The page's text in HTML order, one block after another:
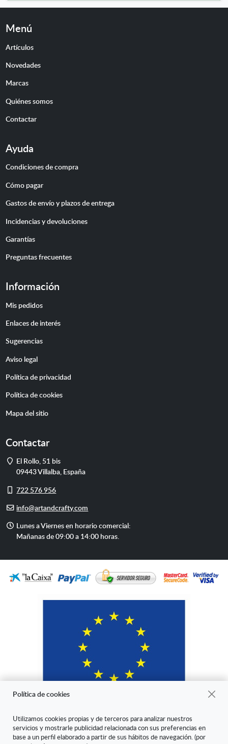
Menú
Artículos
Novedades
Marcas
Quiénes somos
Contactar
Ayuda
Condiciones de compra
Cómo pagar
Gastos de envío y plazos de entrega
Incidencias y devoluciones
Garantías
Preguntas frecuentes
Información
Mis pedidos
Enlaces de interés
Sugerencias
Aviso legal
Política de privacidad
Política de cookies
Mapa del sitio
Contactar
Dirección
El Rollo, 51 bis
09443Villalba, España
Móvil
722 576 956
E-info@artandcrafty.com
Horario
de
Lunes a Viernes en horario comercial:
Mañanas de 09:00 a 14:00 horas.
"ARANDA ARTE-VÉRTICE SL ha sido beneficiaria del Fondo Europeo
Política de cookies
Utilizamos cookies propias y de terceros para analizar nuestros
servicios y mostrarle publicidad relacionada con sus preferencias en
base a un perfil elaborado a partir de sus hábitos de navegación. (por